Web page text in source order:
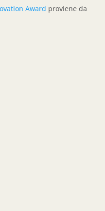
Award proviene da